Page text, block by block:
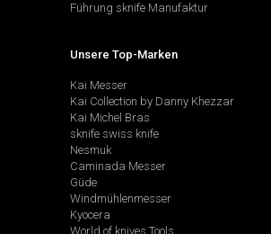
Führung sknife Manufaktur
Unsere Top-Marken
Kai Messer
Kai Collection by Danny Khezzar
Kai Michel Bras
sknife swiss knife
Nesmuk
Caminada Messer
Güde
Windmühlenmesser
Kyocera
World of knives Tools